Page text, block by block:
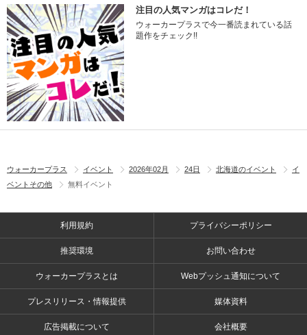
注目の人気マンガはコレだ！
ウォーカープラスで今一番読まれている話
題作をチェック!!
ウォーカープラス イベント 2026年02月 24日 北海道のイベント
イ
ベントその他
無料イベント
利用規約 プライバシーポリシー
推奨環境 お問い合わせ
ウォーカープラスとは Webプッシュ通知について
プレスリリース・情報提供 媒体資料
広告掲載について 会社概要